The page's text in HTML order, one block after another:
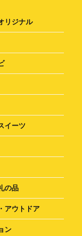
リジナル
イーツ
の品
アウトドア
ン